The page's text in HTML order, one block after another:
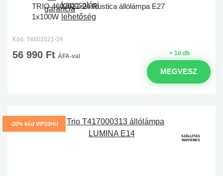
TRIO 4602021-24 Rustica állólámpa E27
1x100W
Kód: T4602021-24
> 10 db
56 990 Ft ÁFA-val
MEGVESZ
-20% kód VIP20HU
SZÁLLÍTÁS
INGYENES